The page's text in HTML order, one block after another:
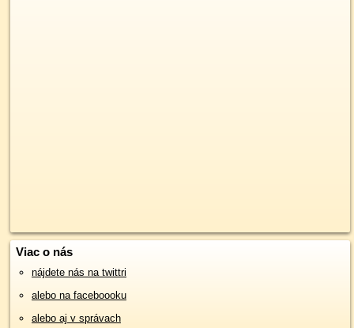
Viac o nás
nájdete nás na twittri
alebo na faceboooku
alebo aj v správach